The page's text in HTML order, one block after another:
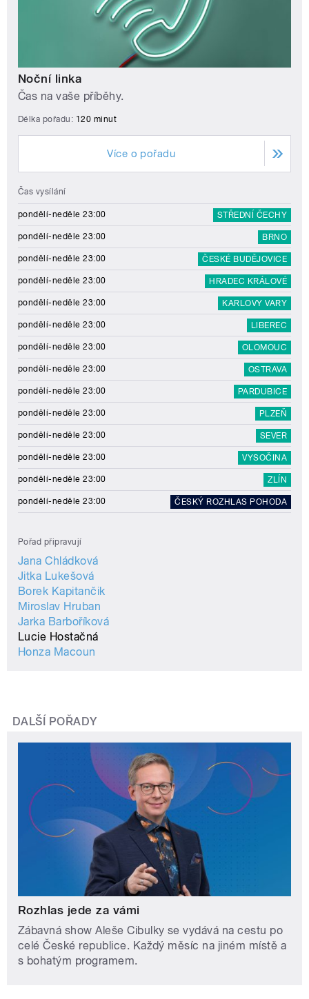
Noční linka
Čas na vaše příběhy.
Délka pořadu: 120 minut
Více o pořadu
Čas vysílání
pondělí-neděle 23:00 STŘEDNÍ ČECHY
pondělí-neděle 23:00 BRNO
pondělí-neděle 23:00 ČESKÉ BUDĚJOVICE
pondělí-neděle 23:00 HRADEC KRÁLOVÉ
pondělí-neděle 23:00 KARLOVY VARY
pondělí-neděle 23:00 LIBEREC
pondělí-neděle 23:00 OLOMOUC
pondělí-neděle 23:00 OSTRAVA
pondělí-neděle 23:00 PARDUBICE
pondělí-neděle 23:00 PLZEŇ
pondělí-neděle 23:00 SEVER
pondělí-neděle 23:00 VYSOČINA
pondělí-neděle 23:00 ZLÍN
pondělí-neděle 23:00 ČESKÝ ROZHLAS POHODA
Pořad připravují
Jana Chládková
Jitka Lukešová
Borek Kapitančik
Miroslav Hruban
Jarka Barboříková
Lucie Hostačná
Honza Macoun
DALŠÍ POŘADY
Rozhlas jede za vámi
Zábavná show Aleše Cibulky se vydává na cestu po
celé České republice. Každý měsíc na jiném místě a
s bohatým programem.